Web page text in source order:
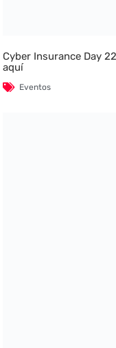
Cyber Insurance Day
aquí
Eventos